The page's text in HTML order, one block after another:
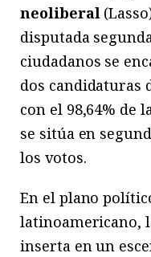
neoliberal
disputada
ciudadanos se
dos candidaturas
con el 98,64% de
se sitúa en
los votos.
En el plano
latinoamericano,
inserta en un